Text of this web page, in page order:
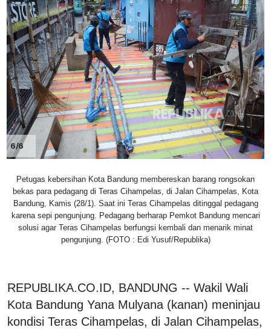
6/6
Petugas kebersihan Kota Bandung membereskan barang rongsokan
bekas para pedagang di Teras Cihampelas, di Jalan Cihampelas, Kota
Bandung, Kamis (28/1). Saat ini Teras Cihampelas ditinggal pedagang
karena sepi pengunjung. Pedagang berharap Pemkot Bandung mencari
solusi agar Teras Cihampelas berfungsi kembali dan menarik minat
pengunjung. (FOTO : Edi Yusuf/Republika)
REPUBLIKA.CO.ID, BANDUNG -- Wakil Wali
Kota Bandung Yana Mulyana (kanan) meninjau
kondisi Teras Cihampelas, di Jalan Cihampelas,